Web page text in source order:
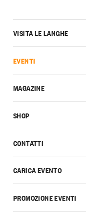
CONTATTI
CARICA EVENTO
PROMOZIONE EVENTI
VISITA LE LANGHE
EVENTI
MAGAZINE
SHOP